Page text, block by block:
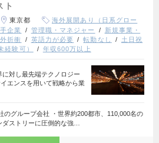
ト
東京都
海外展開あり（日系グロー
企業 管理職・マネジャー
新規事業・
折衝 英語力が必要 転勤なし
土日祝
経験可） 年収600万以上
に対し最先端テクノロジー
エンスを用いて戦略から業
のグループ会社 ・世界約200都市、110,000名の
ストリーに圧倒的な強…